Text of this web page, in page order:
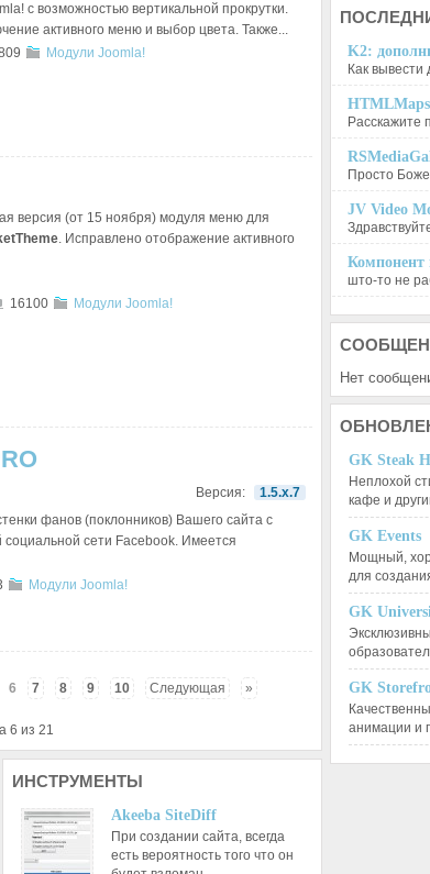
с возможностью вертикальной прокрутки.
активного меню и выбор цвета. Также...
Модули Joomla!
версия (от 15 ноября) модуля меню для
. Исправлено отображение активного
16100 Модули Joomla!
Версия:
1.5.x.7
фанов (поклонников) Вашего сайта с
сети Facebook. Имеется
Модули Joomla!
6 7 8 9 10 Следующая »
6 из 21
ИНСТРУМЕНТЫ
Akeeba SiteDiff
При создании сайта, всегда
есть вероятность того что он
K2:
Как
Расскажите
Просто
JV Video
Компонент
што-то не
Нет
GK Steak
Неплохой
кафе и
GK Events
Мощный,
для
GK
GK
анимации и